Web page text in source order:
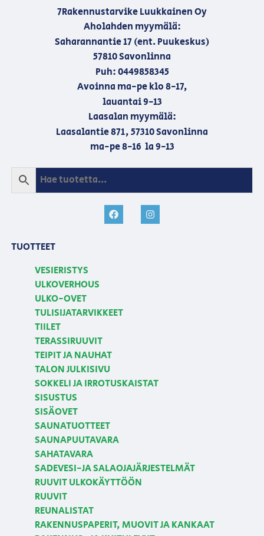
7Rakennustarvike Luukkainen Oy
Aholahden myymälä:
Saharannantie 17 (ent. Puukeskus)
57810 Savonlinna
Puh: 0449858345
Avoinna ma-pe klo 8-17,
lauantai 9-13
Laasalan myymälä:
Laasalantie 871, 57310 Savonlinna
ma-pe 8-16 la 9-13
TUOTTEET
VESIERISTYS
ULKOVERHOUS
ULKO-OVET
TULISIJATARVIKKEET
TIILET
TERASSIRUUVIT
TEIPIT JA NAUHAT
TALON JULKISIVU
SOKKELI JA IRROTUSKAISTAT
SISUSTUS
SISÄOVET
SAUNATUOTTEET
SAUNAPUUTAVARA
SAHATAVARA
SADEVESI-JA SALAOJAJÄRJESTELMÄT
RUUVIT ULKOKÄYTTÖÖN
RUUVIT
REUNALISTAT
RAKENNUSPAPERIT, MUOVIT JA KANKAAT